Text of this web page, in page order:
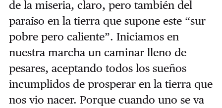
de la miseria, claro, pero también del
paraíso en la tierra que supone este “sur
pobre pero caliente”. Iniciamos en
nuestra marcha un caminar lleno de
pesares, aceptando todos los sueños
incumplidos de prosperar en la tierra que
nos vio nacer. Porque cuando uno se va